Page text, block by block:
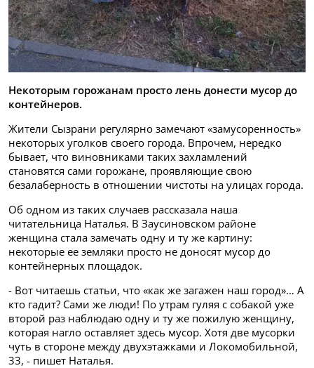
Некоторым горожанам просто лень донести мусор до
контейнеров.
Жители Сызрани регулярно замечают «замусоренность»
некоторых уголков своего города. Впрочем, нередко
бывает, что виновниками таких захламлений
становятся сами горожане, проявляющие свою
безалаберность в отношении чистоты на улицах города.
Об одном из таких случаев рассказала наша
читательница Наталья. В Заусиновском районе
женщина стала замечать одну и ту же картину:
некоторые ее земляки просто не доносят мусор до
контейнерных площадок.
- Вот читаешь статьи, что «как же загажен наш город»… А
кто гадит? Сами же люди! По утрам гуляя с собакой уже
второй раз наблюдаю одну и ту же пожилую женщину,
которая нагло оставляет здесь мусор. Хотя две мусорки
чуть в стороне между двухэтажками и Локомобильной,
33, - пишет Наталья.